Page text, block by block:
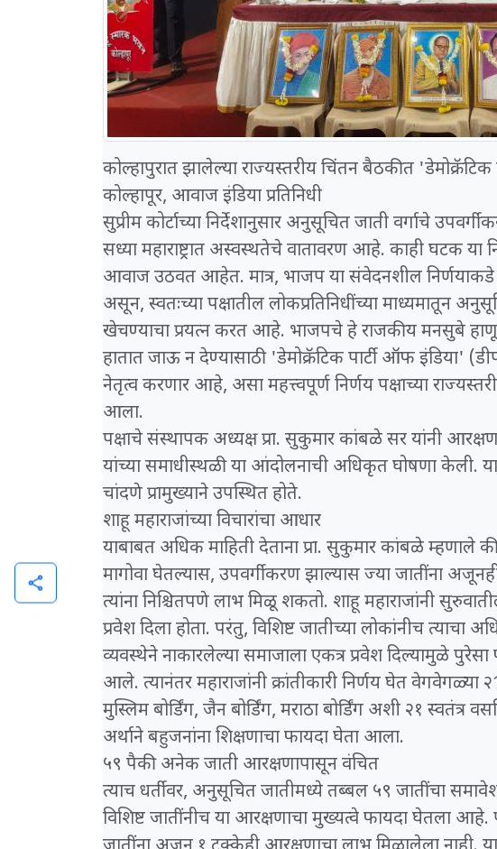
​कोल्हापुरात झालेल्या राज्यस्तरीय चिंतन बैठकीत 'डेमोक्रॅटिक
​कोल्हापूर, आवाज इंडिया प्रतिनिधी
सुप्रीम कोर्टाच्या निर्देशानुसार अनुसूचित जाती वर्गाचे
सध्या महाराष्ट्रात अस्वस्थतेचे वातावरण आहे. काही घटक या
आवाज उठवत आहेत. मात्र, भाजप या संवेदनशील निर्णयाकडे
असून, स्वतःच्या पक्षातील लोकप्रतिनिधींच्या माध्यमातून
खेचण्याचा प्रयत्न करत आहे. भाजपचे हे राजकीय मनसुबे
हातात जाऊ न देण्यासाठी 'डेमोक्रॅटिक पार्टी ऑफ इंडिया'
नेतृत्व करणार आहे, असा महत्त्वपूर्ण निर्णय पक्षाच्या
आला.
​पक्षाचे संस्थापक अध्यक्ष प्रा. सुकुमार कांबळे सर यांनी
यांच्या समाधीस्थळी या आंदोलनाची अधिकृत घोषणा केली.
चांदणे प्रामुख्याने उपस्थित होते.
​शाहू महाराजांच्या विचारांचा आधार
​याबाबत अधिक माहिती देताना प्रा. सुकुमार कांबळे म्हणाले की,
मागोवा घेतल्यास, उपवर्गीकरण झाल्यास ज्या जातींना
त्यांना निश्चितपणे लाभ मिळू शकतो. शाहू महाराजांनी
प्रवेश दिला होता. परंतु, विशिष्ट जातीच्या लोकांनीच
व्यवस्थेने नाकारलेल्या समाजाला एकत्र प्रवेश दिल्यामुळे पुरेसा
आले. त्यानंतर महाराजांनी क्रांतीकारी निर्णय घेत वेगवेगळ्या
मुस्लिम बोर्डिंग, जैन बोर्डिंग, मराठा बोर्डिंग अशी २१ स्वतंत्र
अर्थाने बहुजनांना शिक्षणाचा फायदा घेता आला.
​५९ पैकी अनेक जाती आरक्षणापासून वंचित
​त्याच धर्तीवर, अनुसूचित जातीमध्ये तब्बल ५९ जातींचा
विशिष्ट जातींनीच या आरक्षणाचा मुख्यत्वे फायदा घेतला
share